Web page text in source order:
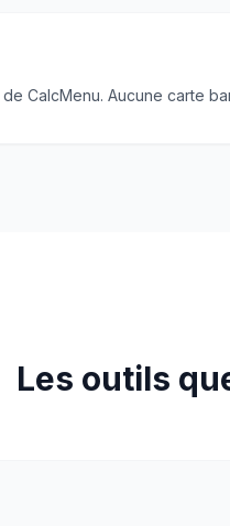
CalcMenu. Aucune carte
Les outils